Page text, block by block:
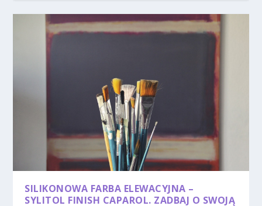
SILIKONOWA FARBA ELEWACYJNA –
SYLITOL FINISH CAPAROL. ZADBAJ O SWOJĄ